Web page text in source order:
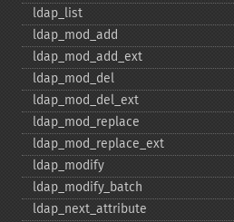
ldap_​list
ldap_​mod_​add
ldap_​mod_​add_​ext
ldap_​mod_​del
ldap_​mod_​del_​ext
ldap_​mod_​replace
ldap_​mod_​replace_​ext
ldap_​modify
ldap_​modify_​batch
ldap_​next_​attribute